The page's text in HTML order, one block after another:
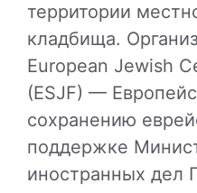
территории
кладбища.
European Jewish
(ESJF) —
сохранению
поддержке
иностранных дел